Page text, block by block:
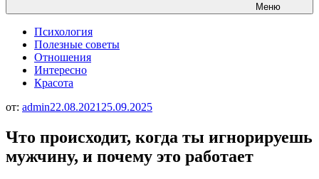
Меню
Психология
Полезные советы
Отношения
Интересно
Красота
от: admin22.08.2021 25.09.2025
Что происходит, когда ты игнорируешь
мужчину, и почему это работает